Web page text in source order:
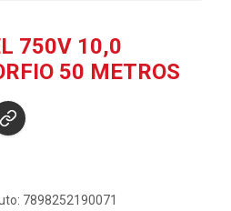
750V 10,0
50 METROS
7898252190071